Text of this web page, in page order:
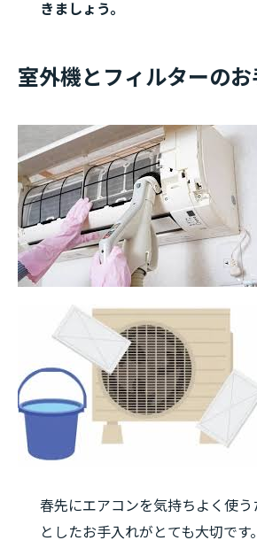
きましょう。
室外機とフィルターの
春先にエアコンを気持ちよく使う
としたお手入れがとても大切です。